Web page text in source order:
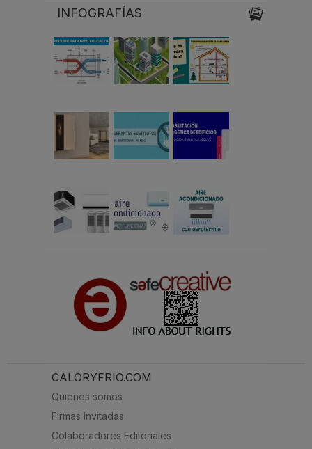
INFOGRAFÍAS
CALORYFRIO.COM
Quienes somos
Firmas Invitadas
Colaboradores Editoriales